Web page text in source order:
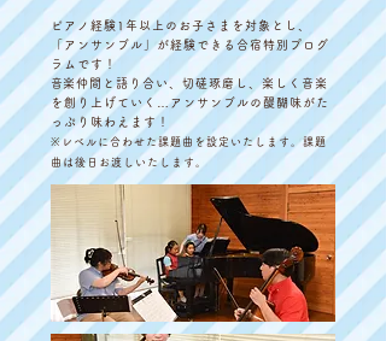
ピアノ経験1年以上のお子さまを対象とし、
「アンサンブル」が経験できる合宿特別プログ
ラムです！
​ 音楽仲間と語り合い、切磋琢磨し、楽しく音楽
を創り上げていく…アンサンブルの醍醐味がた
っぷり味わえます！
※レベルに合わせた課題曲を設定いたします。課題
曲は後日お渡しいたします。